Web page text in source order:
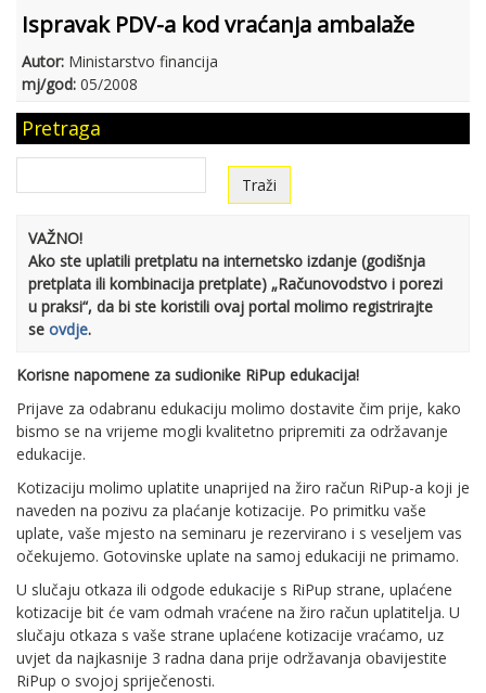
Ispravak PDV-a kod vraćanja ambalaže
Autor: Ministarstvo financija
mj/god: 05/2008
Pretraga
VAŽNO!
Ako ste uplatili pretplatu na internetsko izdanje (godišnja
pretplata ili kombinacija pretplate) „Računovodstvo i porezi
u praksi“, da bi ste koristili ovaj portal molimo registrirajte
se ovdje.
Korisne napomene za sudionike RiPup edukacija!
Prijave za odabranu edukaciju molimo dostavite čim prije, kako
bismo se na vrijeme mogli kvalitetno pripremiti za održavanje
edukacije.
Kotizaciju molimo uplatite unaprijed na žiro račun RiPup-a koji je
naveden na pozivu za plaćanje kotizacije. Po primitku vaše
uplate, vaše mjesto na seminaru je rezervirano i s veseljem vas
očekujemo. Gotovinske uplate na samoj edukaciji ne primamo.
U slučaju otkaza ili odgode edukacije s RiPup strane, uplaćene
kotizacije bit će vam odmah vraćene na žiro račun uplatitelja. U
slučaju otkaza s vaše strane uplaćene kotizacije vraćamo, uz
uvjet da najkasnije 3 radna dana prije održavanja obavijestite
RiPup o svojoj spriječenosti.